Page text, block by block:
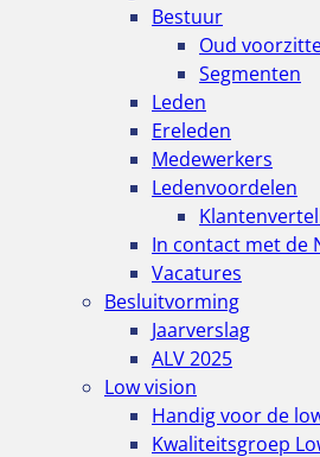
Bestuur
Oud
Segmenten
Leden
Ereleden
Medewerkers
Ledenvoordelen
In contact met de
Vacatures
Besluitvorming
Jaarverslag
ALV 2025
Low vision
Handig voor de
Kwaliteitsgroep